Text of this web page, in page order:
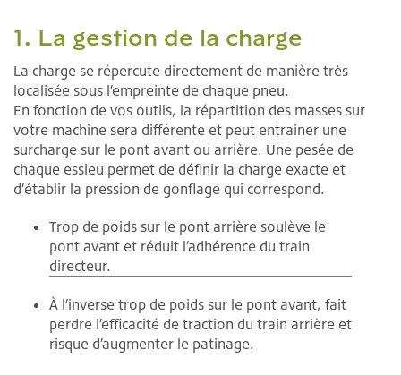
1. La gestion de la charge
La charge se répercute directement de manière très
localisée sous l’empreinte de chaque pneu.
En fonction de vos outils, la répartition des masses sur
votre machine sera différente et peut entrainer une
surcharge sur le pont avant ou arrière. Une pesée de
chaque essieu permet de définir la charge exacte et
d’établir la pression de gonflage qui correspond.
Trop de poids sur le pont arrière soulève le
pont avant et réduit l’adhérence du train
directeur.
À l’inverse trop de poids sur le pont avant, fait
perdre l’efficacité de traction du train arrière et
risque d’augmenter le patinage.